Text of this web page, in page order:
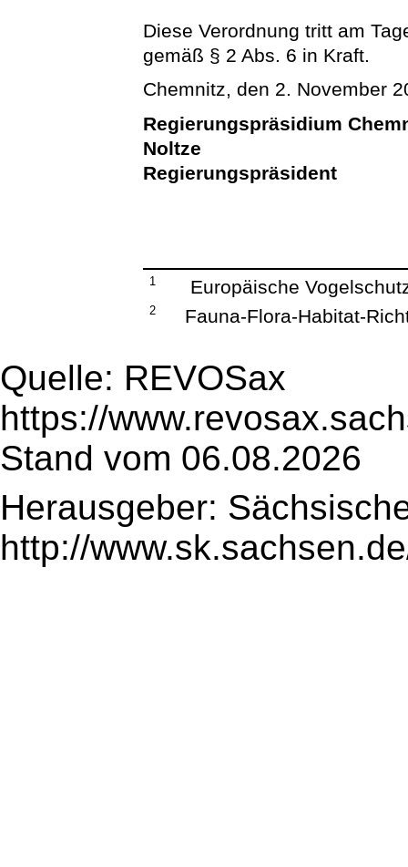
Diese Verordnung tritt am
gemäß § 2 Abs. 6 in Kraft.
Chemnitz, den 2. November
Regierungspräsidium
Noltze
Regierungspräsident
1 Europäische
2 Fauna-Flora-Habitat-
Quelle: REVOSax
https://
Stand vom 06.08.2026
Herausgeber:
http://